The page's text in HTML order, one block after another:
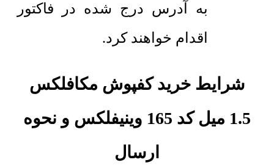
به آدرس درج شده در فاکتور
اقدام خواهند کرد.
شرایط خرید کفپوش مکافلکس
1.5 میل کد 165 وینیفلکس و نحوه
ارسال